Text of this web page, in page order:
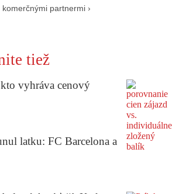
partnermi ›
tiež
vyhráva cenový
latku: FC Barcelona a